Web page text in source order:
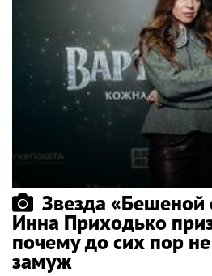
Звезда «Бешеной
Инна Приходько
почему до сих пор
замуж